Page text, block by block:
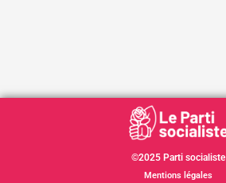
©2025 Parti socialiste
Mentions légales